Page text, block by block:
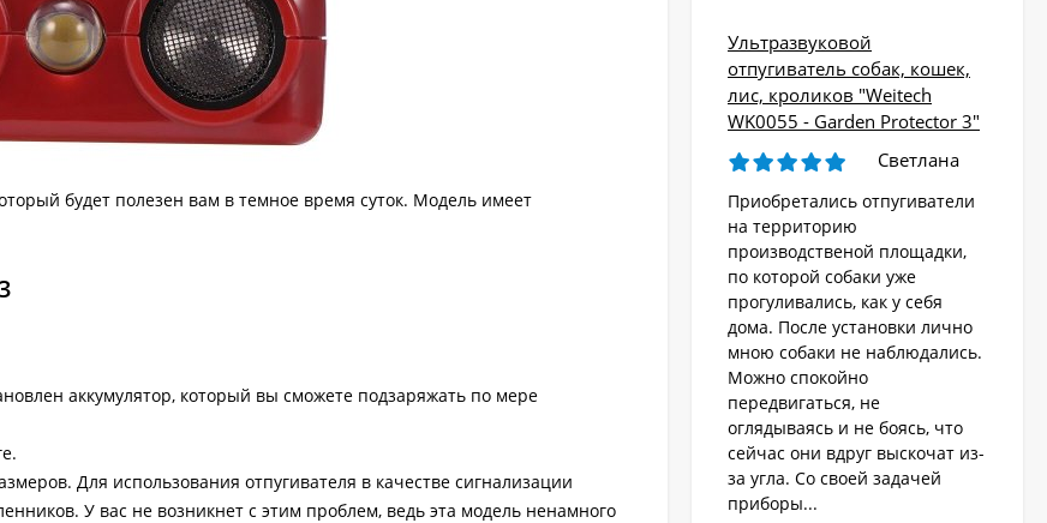
будет полезен вам в темное время суток. Модель имеет
аккумулятор, который вы сможете подзаряжать по мере
Для использования отпугивателя в качестве сигнализации
У вас не возникнет с этим проблем, ведь эта модель ненамного
Ультразвуковой
отпугиватель собак, кошек,
лис, кроликов "Weitech
WK0055 - Garden Protector 3"
Светлана
Приобретались отпугиватели
на территорию
производственой площадки,
по которой собаки уже
прогуливались, как у себя
дома. После установки лично
мною собаки не наблюдались.
Можно спокойно
передвигаться, не
оглядываясь и не боясь, что
сейчас они вдруг выскочат из-
за угла. Со своей задачей
приборы...